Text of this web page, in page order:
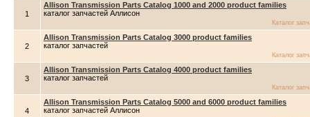
1
Allison Transmission Parts Catalog 1000 and 2000 product families
каталог запчастей Аллисон
Каталог
2
Allison Transmission Parts Catalog 3000 product families
каталог запчастей
Каталог
3
Allison Transmission Parts Catalog 4000 product families
каталог запчастей
Каталог
4
Allison Transmission Parts Catalog 5000 and 6000 product families
каталог запчастей Аллисон